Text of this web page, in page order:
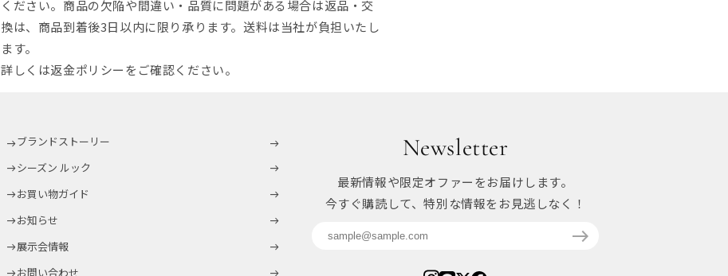
ください。 商品の欠陥や間違い・品質に問題がある場合は返品・交
換は、商品到着後3日以内に限り承ります。送料は当社が負担いたし
ます。
詳しくは返金ポリシーをご確認ください。
ブランドストーリー
シーズン ルック
お買い物ガイド
お知らせ
展示会情報
お問い合わせ
Newsletter
最新情報や限定オファーをお届けします。
今すぐ購読して、特別な情報をお見逃しなく！
east